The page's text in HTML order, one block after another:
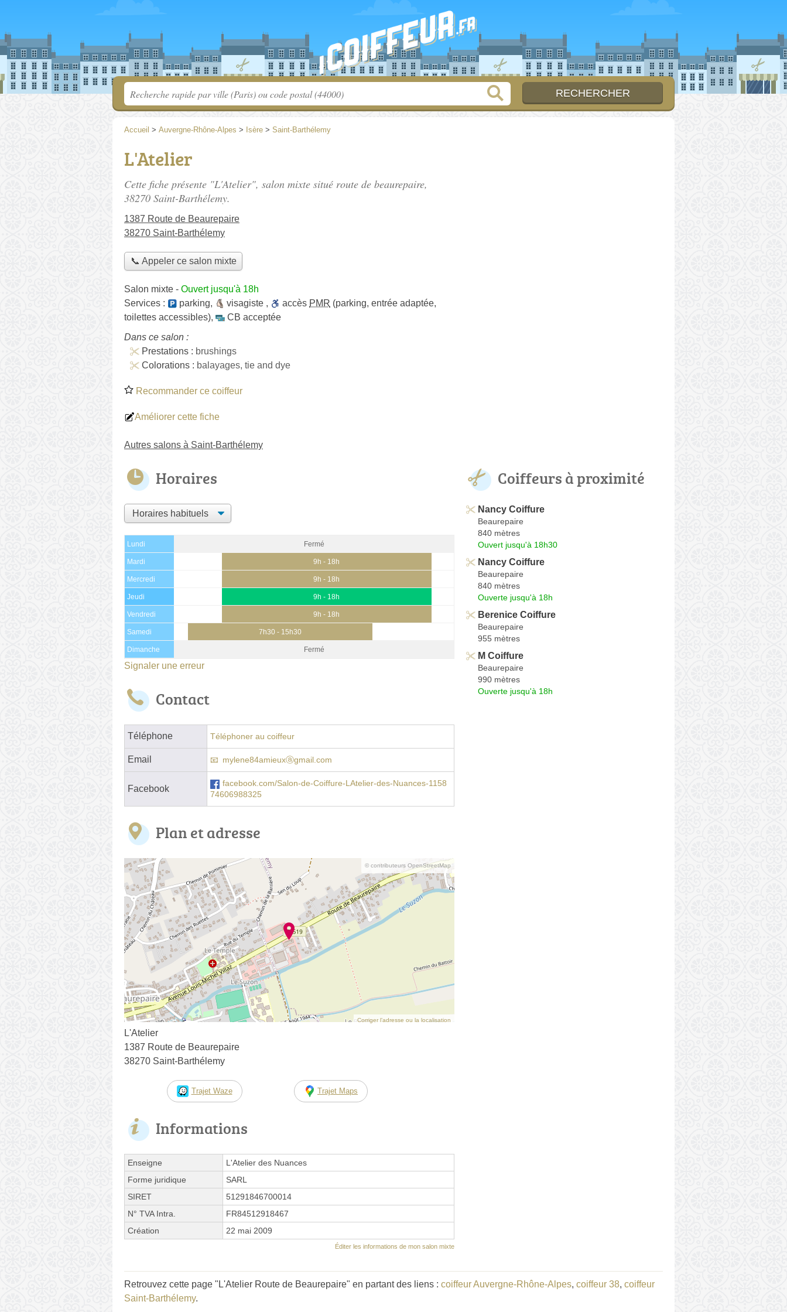
Accueil > Auvergne-Rhône-Alpes > Isère > Saint-Barthélemy
L'Atelier
Cette fiche présente "L'Atelier", salon mixte situé route de beaurepaire,
38270 Saint-Barthélemy.
1387 Route de Beaurepaire
38270 Saint-Barthélemy
📞 Appeler ce salon mixte
Salon mixte - Ouvert jusqu'à 18h
Services :
parking, visagiste , accès PMR (parking, entrée adaptée,
toilettes accessibles),
CB acceptée
Dans ce salon :
Prestations : brushings
Colorations : balayages, tie and dye
Recommander ce coiffeur
Améliorer cette fiche
Autres salons à Saint-Barthélemy
Horaires
Lundi Fermé
Mardi 9h - 18h
Mercredi 9h - 18h
Jeudi 9h - 18h
Vendredi 9h - 18h
Samedi 7h30 - 15h30
Dimanche Fermé
Signaler une erreur
Contact
Téléphone Téléphoner au coiffeur
Email mylene84amieuxⓐgmail.com
Facebook
facebook.com/Salon-de-Coiffure-LAtelier-des-Nuances-1158
74606988325
Plan et adresse
© contributeurs OpenStreetMap
Corriger l’adresse ou la localisation
L'Atelier
1387 Route de Beaurepaire
38270 Saint-Barthélemy
Trajet Waze Trajet Maps
Informations
Enseigne
L'Atelier des Nuances
Forme juridique
SARL
SIRET
51291846700014
N° TVA Intra.
FR84512918467
Création
22 mai 2009
Éditer les informations de mon salon mixte
Coiffeurs à proximité
Nancy Coiffure
Beaurepaire
840 mètres
Ouvert jusqu'à 18h30
Nancy Coiffure
Beaurepaire
840 mètres
Ouverte jusqu'à 18h
Berenice Coiffure
Beaurepaire
955 mètres
M Coiffure
Beaurepaire
990 mètres
Ouverte jusqu'à 18h
Retrouvez cette page "L'Atelier Route de Beaurepaire" en partant des liens : coiffeur Auvergne-Rhône-Alpes, coiffeur 38, coiffeur
Saint-Barthélemy.